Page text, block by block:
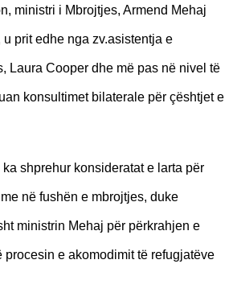
ministri i Mbrojtjes, Armend Mehaj
prit edhe nga zv.asistentja e
Laura Cooper dhe më pas në nivel të
konsultimet bilaterale për çështjet e
ka shprehur konsideratat e larta për
në fushën e mbrojtjes, duke
ministrin Mehaj për përkrahjen e
procesin e akomodimit të refugjatëve